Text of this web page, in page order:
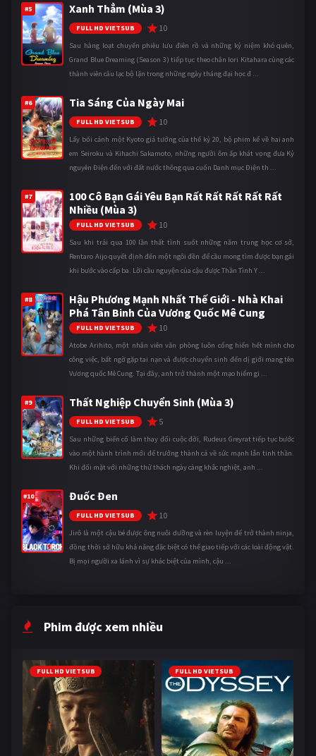
#5 Xanh Thẳm (Mùa 3)
FULL HD VIETSUB 10
Sau hàng loạt chuyến phiêu lưu điên rồ và những kỷ niệm khó quên,
Grand Blue Dreaming (Season 3) tiếp tục theo chân Iori Kitahara cùng các
thành viên câu lạc bộ lặn trong những ngày tháng đại học đ ...
#6 Tia Sáng Của Ngày Mai
FULL HD VIETSUB 10
Lấy bối cảnh một Kyoto giả tưởng của thế kỷ 20, bộ phim kể về hai anh
em Seiroku và Kihachi Sakamoto, những người ôm ấp khát vọng đưa Kỷ
nguyên Điện đến với đất nước thông qua cuốn Danh mục Điện th ...
#7
100 Cô Bạn Gái Yêu Bạn Rất Rất Rất Rất Rất
Nhiều (Mùa 3)
FULL HD VIETSUB 10
Sau khi trải qua 100 lần thất tình suốt những năm trung học cơ sở,
Rentaro Aijo quyết định đến một ngôi đền để cầu mong tìm được bạn gái
khi bước vào cấp ba. Lời cầu nguyện của cậu được Thần Tình Y ...
#8
Hậu Phương Mạnh Nhất Thế Giới - Nhà Khai
Phá Tân Binh Của Vương Quốc Mê Cung
FULL HD VIETSUB 10
Atobe Arihito, một nhân viên văn phòng luôn cống hiến hết mình cho
công việc, bất ngờ gặp tai nạn và được chuyển sinh đến dị giới mang tên
Vương quốc Mê Cung. Tại đây, anh trở thành một mạo hiểm gi ...
#9 Thất Nghiệp Chuyển Sinh (Mùa 3)
FULL HD VIETSUB 5
Sau những biến cố làm thay đổi cuộc đời, Rudeus Greyrat tiếp tục bước
vào một hành trình mới để trưởng thành cả về sức mạnh lẫn tinh thần.
Khi đối mặt với những thử thách ngày càng khắc nghiệt, anh ...
#10 Đuốc Đen
FULL HD VIETSUB 10
Jirô là một cậu bé được ông nuôi dưỡng và rèn luyện để trở thành ninja,
đồng thời sở hữu khả năng đặc biệt có thể giao tiếp với các loài động vật.
Bị mọi người xa lánh vì sự khác biệt của mình, cậu ...
Phim được xem nhiều
FULL HD VIETSUB FULL HD VIETSUB